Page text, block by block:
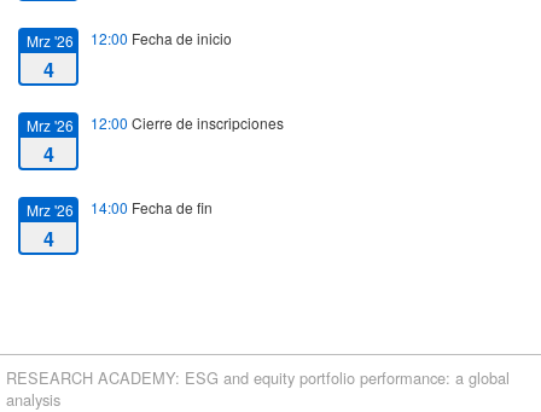
Mrz '26
4
12:00 Fecha de inicio
Mrz '26
4
12:00 Cierre de inscripciones
Mrz '26
4
14:00 Fecha de fin
RESEARCH ACADEMY: ESG and equity portfolio performance: a global
analysis